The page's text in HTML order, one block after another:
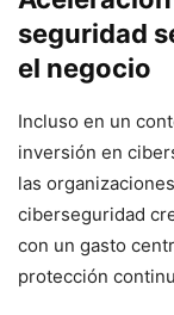
seguridad
el negocio
Incluso en un
inversión en
las
ciberseguridad
con un gasto
protección